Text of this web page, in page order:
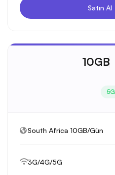
Satın Al
10GB
5G
South Africa 10GB/Gün
3G/4G/5G